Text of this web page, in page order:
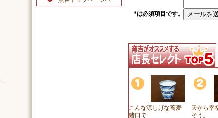
*は必須項目です。
こんな涼しげな蕎麦
猪口で
天から幸
そう。